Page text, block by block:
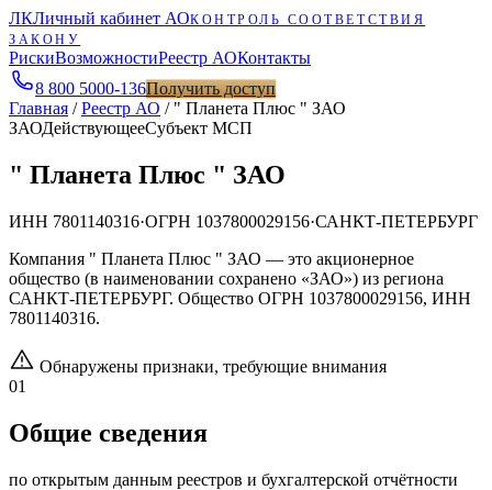
ЛКЛичный кабинет АОКОНТРОЛЬ СООТВЕТСТВИЯ
ЗАКОНУ
РискиВозможностиРеестр АОКонтакты
8 800 5000-136Получить доступ
Главная /Реестр АО / " Планета Плюс " ЗАО
ЗАОДействующееСубъект МСП
" Планета Плюс " ЗАО
ИНН 7801140316·ОГРН 1037800029156·САНКТ-ПЕТЕРБУРГ
Компания " Планета Плюс " ЗАО — это акционерное
общество (в наименовании сохранено «ЗАО») из региона
САНКТ-ПЕТЕРБУРГ. Общество ОГРН 1037800029156, ИНН
7801140316.
Обнаружены признаки, требующие внимания
01
Общие сведения
по открытым данным реестров и бухгалтерской отчётности